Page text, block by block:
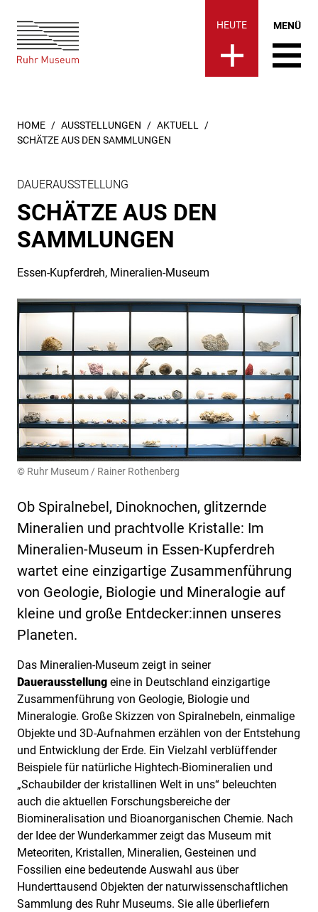
HEUTE MENÜ
SIE SIND HIER:
HOME AUSSTELLUNGEN
AKTUELL
SCHÄTZE AUS DEN SAMMLUNGEN
DAUERAUSSTELLUNG
SCHÄTZE AUS DEN
SAMMLUNGEN
Essen-Kupferdreh, Mineralien-Museum
© Ruhr Museum / Rainer Rothenberg
Ob Spiralnebel, Dinoknochen, glitzernde
Mineralien und prachtvolle Kristalle: Im
Mineralien-Museum in Essen-Kupferdreh
wartet eine einzigartige Zusammenführung
von Geologie, Biologie und Mineralogie auf
kleine und große Entdecker:innen unseres
Planeten.
Das Mineralien-Museum zeigt in seiner
Dauerausstellung eine in Deutschland einzigartige
Zusammenführung von Geologie, Biologie und
Mineralogie. Große Skizzen von Spiralnebeln, einmalige
Objekte und 3D-Aufnahmen erzählen von der Entstehung
und Entwicklung der Erde. Ein Vielzahl verblüffender
Beispiele für natürliche Hightech-Biomineralien und
„Schaubilder der kristallinen Welt in uns“ beleuchten
auch die aktuellen Forschungsbereiche der
Biomineralisation und Bioanorganischen Chemie. Nach
der Idee der Wunderkammer zeigt das Museum mit
Meteoriten, Kristallen, Mineralien, Gesteinen und
Fossilien eine bedeutende Auswahl aus über
Hunderttausend Objekten der naturwissenschaftlichen
Sammlung des Ruhr Museums. Sie alle überliefern